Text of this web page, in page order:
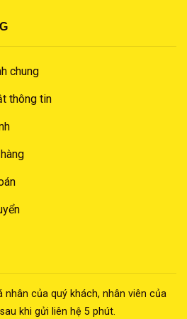
chung
thông tin
của quý khách, nhân viên của
khi gửi liên hệ 5 phút.